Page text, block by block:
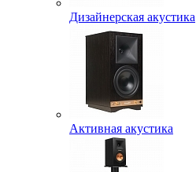
Дизайнерская акустика
Активная акустика